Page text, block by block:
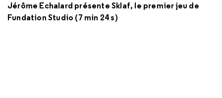
Jérôme Echalard présente Sklaf, le premier jeu de
Fundation Studio (7 min 24 s)